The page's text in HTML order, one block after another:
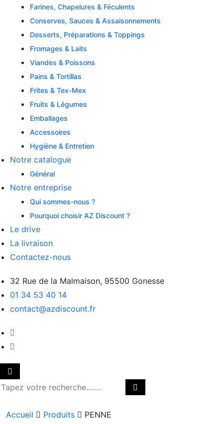
Farines, Chapelures & Féculents
Conserves, Sauces & Assaisonnements
Desserts, Préparations & Toppings
Fromages & Laits
Viandes & Poissons
Pains & Tortillas
Frites & Tex-Mex
Fruits & Légumes
Emballages
Accessoires
Hygiène & Entretien
Notre catalogue
Général
Notre entreprise
Qui sommes-nous ?
Pourquoi choisir AZ Discount ?
Le drive
La livraison
Contactez-nous
32 Rue de la Malmaison, 95500 Gonesse
01 34 53 40 14
contact@azdiscount.fr
Accueil Produits PENNE